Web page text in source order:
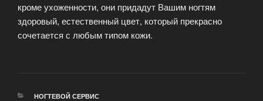
кроме ухоженности, они придадут Вашим ногтям
здоровый, естественный цвет, который прекрасно
сочетается с любым типом кожи.
РУБРИКИ
НОГТЕВОЙ СЕРВИС